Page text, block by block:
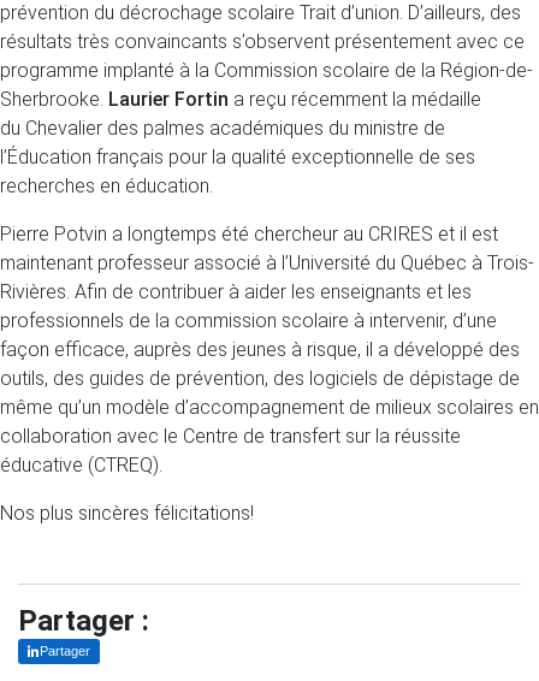
prévention du décrochage scolaire Trait d’union. D’ailleurs, des
résultats très convaincants s’observent présentement avec ce
programme implanté à la Commission scolaire de la Région-de-
Sherbrooke. Laurier Fortin a reçu récemment la médaille
du Chevalier des palmes académiques du ministre de
l’Éducation français pour la qualité exceptionnelle de ses
recherches en éducation.
Pierre Potvin a longtemps été chercheur au CRIRES et il est
maintenant professeur associé à l’Université du Québec à Trois-
Rivières. Afin de contribuer à aider les enseignants et les
professionnels de la commission scolaire à intervenir, d’une
façon efficace, auprès des jeunes à risque, il a développé des
outils, des guides de prévention, des logiciels de dépistage de
même qu’un modèle d’accompagnement de milieux scolaires en
collaboration avec le Centre de transfert sur la réussite
éducative (CTREQ).
Nos plus sincères félicitations!
Partager :
Partager